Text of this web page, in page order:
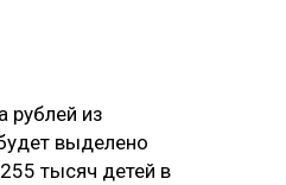
рублей из
выделено
тысяч детей в